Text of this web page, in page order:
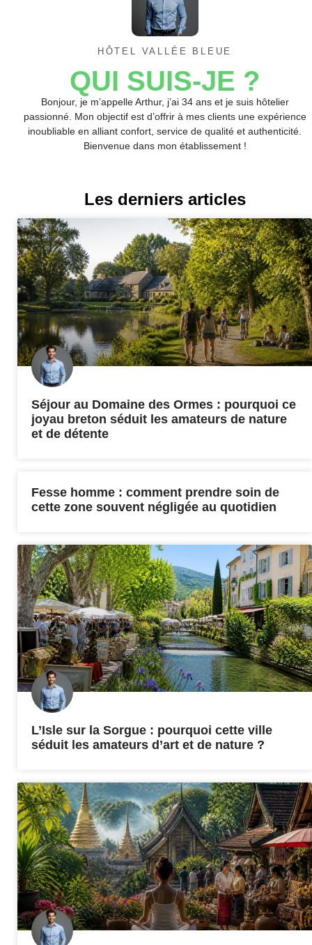
HÔTEL VALLÉE BLEUE
QUI SUIS-JE ?
Bonjour, je m’appelle Arthur, j’ai 34 ans et je suis hôtelier
passionné. Mon objectif est d’offrir à mes clients une expérience
inoubliable en alliant confort, service de qualité et authenticité.
Bienvenue dans mon établissement !
Les derniers articles
Séjour au Domaine des Ormes : pourquoi ce
joyau breton séduit les amateurs de nature
et de détente
Fesse homme : comment prendre soin de
cette zone souvent négligée au quotidien
L’Isle sur la Sorgue : pourquoi cette ville
séduit les amateurs d’art et de nature ?